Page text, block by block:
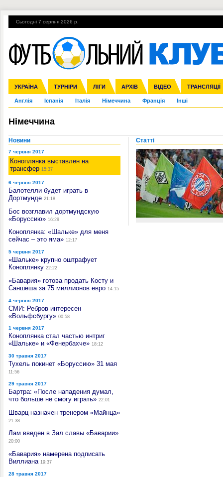
Сьогодні 7 серпня 2026 р.
УКРАЇНА ТУРНІРИ ЛІГИ АРХІВ ВІДЕО ТРАНСЛЯЦІЇ
Збірна Прем'єр-ліга Перша ліга Друга ліга Кубок України
Ліга чемпіонів Ліга Європи Міжнародні Ліга націй Ліга
Англія Іспанія Італія Німеччина Франція Інші
ЧС-2014 ЄВРО-2016 Росія Кубок конфедерацій ЧЄ-2015 (U-
Гарячі теми УПЛ, 2-й тур ВІЙНА УПЛ-ПЕРЕХОДИ
Німеччина
Новини
7 червня 2017
Коноплянка выставлен на
трансфер 15:37
6 червня 2017
Балотелли будет играть в
Дортмунде 21:18
Бос возглавил дортмундскую
«Боруссию» 16:29
Коноплянка: «Шальке» для меня
сейчас – это яма» 12:17
5 червня 2017
«Шальке» крупно оштрафует
Коноплянку 22:22
«Бавария» готова продать Косту и
Саншеша за 75 миллионов евро 14:15
4 червня 2017
СМИ: Ребров интересен
«Вольфсбургу» 00:58
1 червня 2017
Коноплянка стал частью интриг
«Шальке» и «Фенербахче» 18:12
30 травня 2017
Тухель покинет «Боруссию» 31 мая
11:56
29 травня 2017
Бартра: «После нападения думал,
что больше не смогу играть» 22:01
Шварц назначен тренером «Майнца»
21:38
Лам введен в Зал славы «Баварии»
20:00
«Бавария» намерена подписать
Виллиана 19:37
28 травня 2017
Статті